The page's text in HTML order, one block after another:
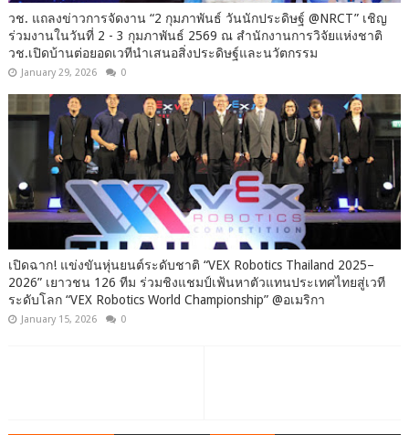
วช. แถลงข่าวการจัดงาน “2 กุมภาพันธ์ วันนักประดิษฐ์ @NRCT” เชิญ
ร่วมงานในวันที่ 2 - 3 กุมภาพันธ์ 2569 ณ สำนักงานการวิจัยแห่งชาติ
วช.เปิดบ้านต่อยอดเวทีนำเสนอสิ่งประดิษฐ์และนวัตกรรม
January 29, 2026 0
เปิดฉาก! แข่งขันหุ่นยนต์ระดับชาติ “VEX Robotics Thailand 2025–
2026” เยาวชน 126 ทีม ร่วมชิงแชมป์เฟ้นหาตัวแทนประเทศไทยสู่เวที
ระดับโลก “VEX Robotics World Championship” @อเมริกา
January 15, 2026 0